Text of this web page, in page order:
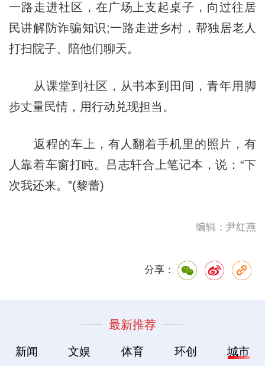
一路走进社区，在广场上支起桌子，向过往居
民讲解防诈骗知识;一路走进乡村，帮独居老人
打扫院子、陪他们聊天。
从课堂到社区，从书本到田间，青年用脚
步丈量民情，用行动兑现担当。
返程的车上，有人翻着手机里的照片，有
人靠着车窗打盹。吕志轩合上笔记本，说：“下
次我还来。”(黎蕾)
编辑：尹红燕
分享：
最新推荐
新闻 文娱 体育 环创 城市